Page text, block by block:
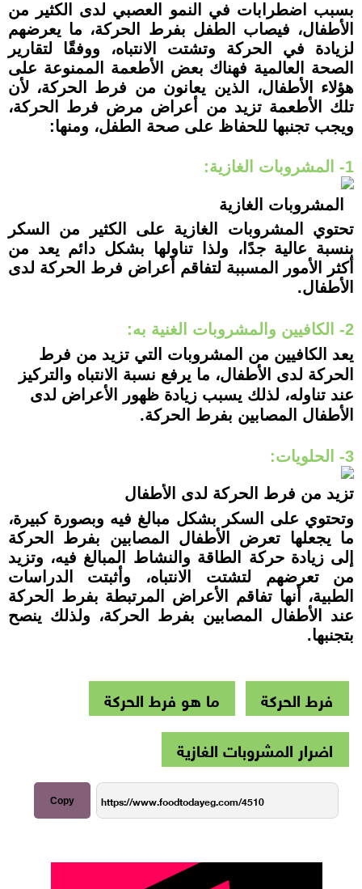
بسبب اضطرابات في النمو العصبي لدى الكثير من
الأطفال، فيصاب الطفل بفرط الحركة، ما يعرضهم
لزيادة في الحركة وتشتت الانتباه، ووفقًا لتقارير
الصحة العالمية فهناك بعض الأطعمة الممنوعة على
هؤلاء الأطفال، الذين يعانون من فرط الحركة، لأن
تلك الأطعمة تزيد من أعراض مرض فرط الحركة،
ويجب تجنبها للحفاظ على صحة الطفل، ومنها:
1- المشروبات الغازية:
المشروبات الغازية
تحتوي المشروبات الغازية على الكثير من السكر
بنسبة عالية جدًا، ولذا تناولها بشكل دائم يعد من
أكثر الأمور المسببة لتفاقم أعراض فرط الحركة لدى
الأطفال.
2- الكافيين والمشروبات الغنية به:
يعد الكافيين من المشروبات التي تزيد من فرط
الحركة لدى الأطفال، ما يرفع نسبة الانتباه والتركيز
عند تناوله، لذلك يسبب زيادة ظهور الأعراض لدى
الأطفال المصابين بفرط الحركة.
3- الحلويات:
تزيد من فرط الحركة لدى الأطفال
وتحتوي على السكر بشكل مبالغ فيه وبصورة كبيرة،
ما يجعلها تعرض الأطفال المصابين بفرط الحركة
إلى زيادة حركة الطاقة والنشاط المبالغ فيه، وتزيد
من تعرضهم لتشتت الانتباه، وأثبتت الدراسات
الطبية، أنها تفاقم الأعراض المرتبطة بفرط الحركة
عند الأطفال المصابين بفرط الحركة، ولذلك ينصح
بتجنبها.
فرط الحركة
ما هو فرط الحركة
اضرار المشروبات الغازية
Copy